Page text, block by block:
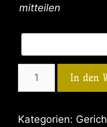
mitteilen
In den
Kategorien: